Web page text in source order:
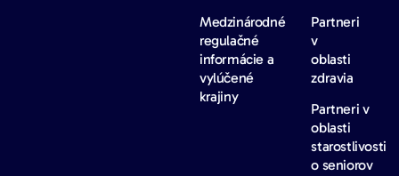
Medzinárodné
regulačné
informácie a
vylúčené
krajiny
Partneri
v
oblasti
zdravia
Partneri v
oblasti
starostlivosti
o seniorov